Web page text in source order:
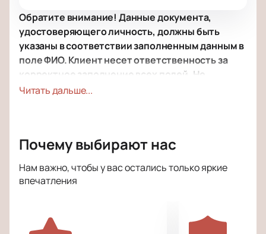
Обратите внимание! Данные документа,
удостоверяющего личность, должны быть
указаны в соответствии заполненным данным в
поле ФИО. Клиент несет ответственность за
корректное заполнение всех полей. Не
забудьте взять документ с собой!
лампа Аладдина» в Москве
Театр эстрады представляет новую постановку по
мотивам восточных легенд. Спектакль пройдет по
адресу: Москва, Берсеневская набережная, дом
Аладдина»
Читать дальше...
Почему выбирают нас
Нам важно, чтобы у вас остались только яркие
впечатления